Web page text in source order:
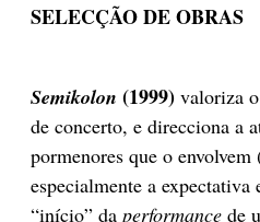
SELECÇÃO DE OBRAS
Semikolon (1999) valoriza
de concerto, e direcciona a
pormenores que o envolvem
especialmente a
“início” da performance de